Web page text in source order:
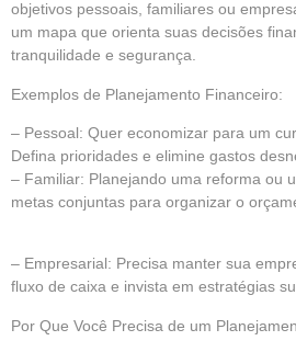
objetivos pessoais, familiares ou
um mapa que orienta suas decisões
tranquilidade e segurança.
Exemplos de Planejamento Financeiro:
– Pessoal: Quer economizar para um
Defina prioridades e elimine gastos
– Familiar: Planejando uma reforma ou
metas conjuntas para organizar o
– Empresarial: Precisa manter sua
fluxo de caixa e invista em estratégias
Por Que Você Precisa de um